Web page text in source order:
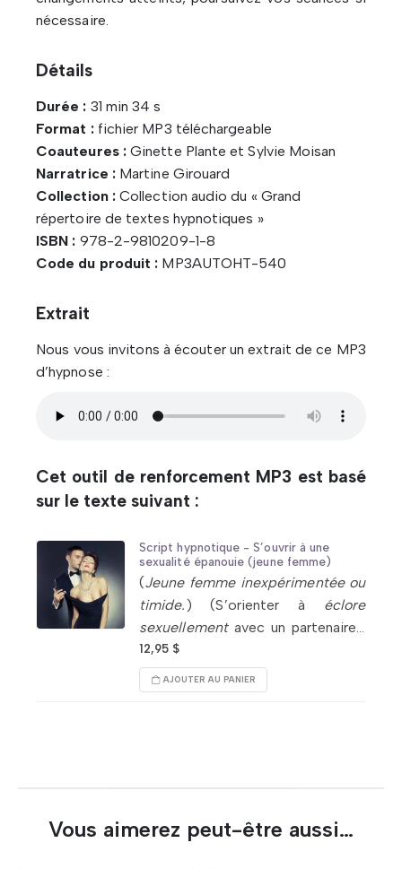
nécessaire.
Détails
Durée : 31 min 34 s
Format :fichier MP3 téléchargeable
Coauteures :Ginette Plante et Sylvie Moisan
Narratrice :Martine Girouard
Collection :Collection audio du « Grand
répertoire de textes hypnotiques »
ISBN : 978-2-9810209-1-8
Code du produit : MP3AUTOHT-540
Extrait
Nous vous invitons à écouter un extrait de ce MP3
d’hypnose :
Cet outil de renforcement MP3 est basé
sur le texte suivant :
Script hypnotique - S’ouvrir à une
sexualité épanouie (jeune femme)
(Jeune femme inexpérimentée ou
timide.) (S’orienter à éclore
sexuellementavec un partenaire.)
Bâtir confiance,
s’abandonner. S’ouvrir à
l’autoérotisation. Renforcer une
12,95 $
AJOUTER AU PANIER
Vous aimerez peut-être aussi…